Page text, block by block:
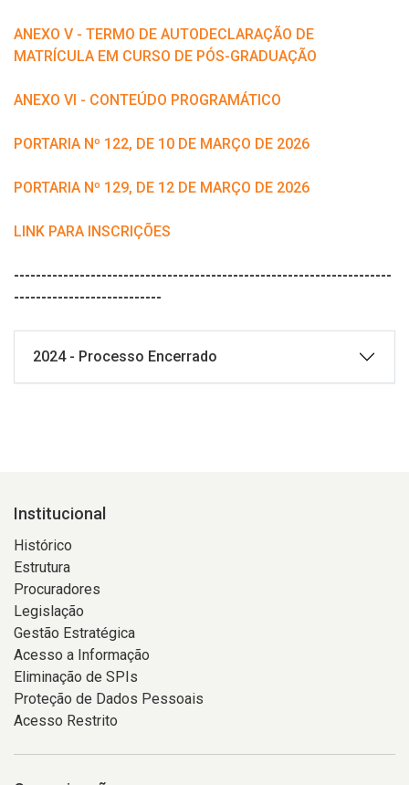
ANEXO V - TERMO DE AUTODECLARAÇÃO DE
MATRÍCULA EM CURSO DE PÓS-GRADUAÇÃO
ANEXO VI - CONTEÚDO PROGRAMÁTICO
PORTARIA Nº 122, DE 10 DE MARÇO DE 2026
PORTARIA Nº 129, DE 12 DE MARÇO DE 2026
LINK PARA INSCRIÇÕES
---------------------------------------------------------------------
---------------------------
2024 - Processo Encerrado
Institucional
Histórico
Estrutura
Procuradores
Legislação
Gestão Estratégica
Acesso a Informação
Eliminação de SPIs
Proteção de Dados Pessoais
Acesso Restrito